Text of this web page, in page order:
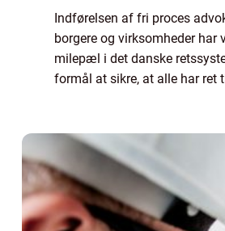
Indførelsen af fri proces
borgere og virksomheder har
milepæl i det danske
formål at sikre, at alle har